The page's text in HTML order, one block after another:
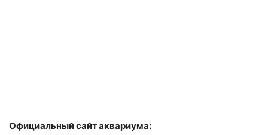
Официальный сайт аквариума: